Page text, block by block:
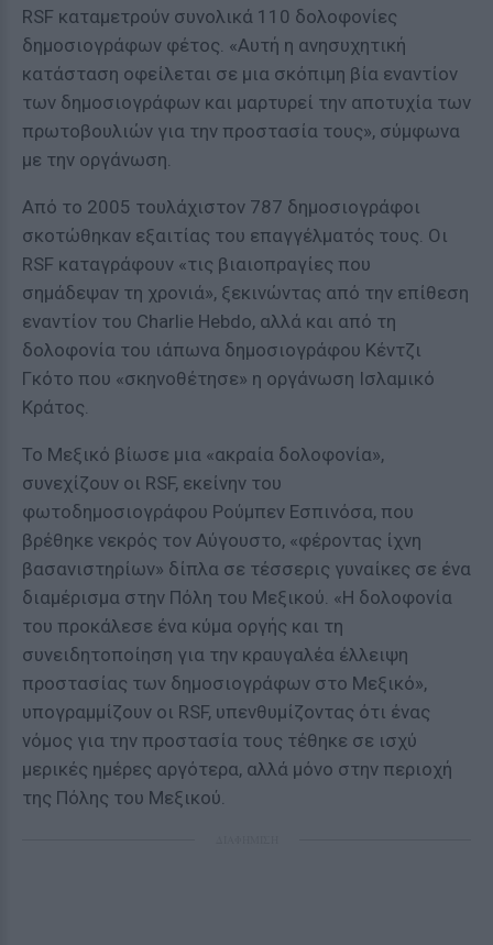
RSF καταμετρούν συνολικά 110 δολοφονίες
δημοσιογράφων φέτος. «Αυτή η ανησυχητική
κατάσταση οφείλεται σε μια σκόπιμη βία εναντίον
των δημοσιογράφων και μαρτυρεί την αποτυχία των
πρωτοβουλιών για την προστασία τους», σύμφωνα
με την οργάνωση.
Από το 2005 τουλάχιστον 787 δημοσιογράφοι
σκοτώθηκαν εξαιτίας του επαγγέλματός τους. Οι
RSF καταγράφουν «τις βιαιοπραγίες που
σημάδεψαν τη χρονιά», ξεκινώντας από την επίθεση
εναντίον του Charlie Hebdo, αλλά και από τη
δολοφονία του ιάπωνα δημοσιογράφου Κέντζι
Γκότο που «σκηνοθέτησε» η οργάνωση Ισλαμικό
Κράτος.
Το Μεξικό βίωσε μια «ακραία δολοφονία»,
συνεχίζουν οι RSF, εκείνην του
φωτοδημοσιογράφου Ρούμπεν Εσπινόσα, που
βρέθηκε νεκρός τον Αύγουστο, «φέροντας ίχνη
βασανιστηρίων» δίπλα σε τέσσερις γυναίκες σε ένα
διαμέρισμα στην Πόλη του Μεξικού. «Η δολοφονία
του προκάλεσε ένα κύμα οργής και τη
συνειδητοποίηση για την κραυγαλέα έλλειψη
προστασίας των δημοσιογράφων στο Μεξικό»,
υπογραμμίζουν οι RSF, υπενθυμίζοντας ότι ένας
νόμος για την προστασία τους τέθηκε σε ισχύ
μερικές ημέρες αργότερα, αλλά μόνο στην περιοχή
της Πόλης του Μεξικού.